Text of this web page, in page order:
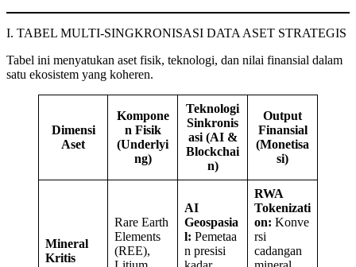
I. TABEL MULTI-SINGKRONISASI DATA ASET STRATEGIS
Tabel ini menyatukan aset fisik, teknologi, dan nilai finansial dalam
satu ekosistem yang koheren.
Dimensi
Aset
Kompone
n Fisik
(Underlyi
ng)
Teknologi
Sinkronis
asi (AI &
Blockchai
n)
Output
Finansial
(Monetisa
si)
Mineral
Kritis
Rare Earth
Elements
(REE),
AI
Geospasia
l: Pemetaa
n presisi
RWA
Tokenizati
on: Konve
rsi
cadangan